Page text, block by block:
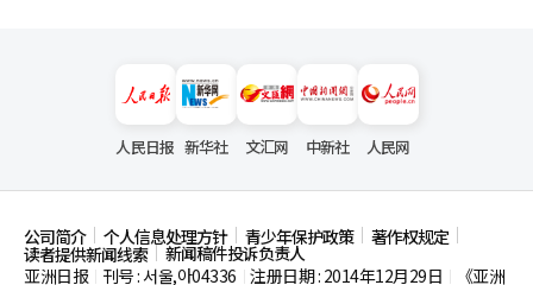
人民日报 新华社 文汇网 中新社 人民网
公司简介 个人信息处理方针 青少年保护政策 著作权规定
读者提供新闻线索
新闻稿件投诉负责人
亚洲日报
刊号 : 서울,아04336 注册日期 : 2014年12月29日 《亚洲